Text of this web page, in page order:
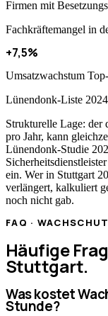
Firmen mit
Fachkräftemangel in
+7,5%
Umsatzwachstum
Lünendonk-Liste
Strukturelle Lage: der
pro Jahr, kann
Lünendonk-Studie
ein. Wer in Stuttgart
verlängert, kalkuliert
noch nicht gab.
FAQ ·
Häufige
Stuttgart.
Was kostet
Stunde?